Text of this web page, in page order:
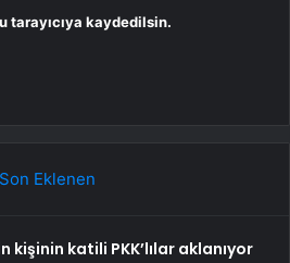
tarayıcıya kaydedilsin.
Son Eklenen
kişinin katili PKK’lılar aklanıyor